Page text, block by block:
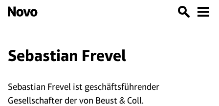
Sebastian Frevel
Sebastian Frevel ist geschäftsführender
Gesellschafter der von Beust & Coll.